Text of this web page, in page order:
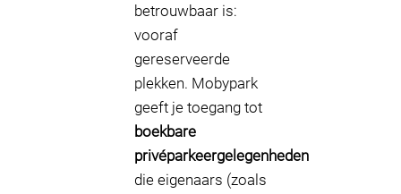
betrouwbaar is:
vooraf
gereserveerde
plekken. Mobypark
geeft je toegang tot
boekbare
privéparkeergelegenheden
die eigenaars (zoals